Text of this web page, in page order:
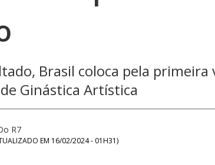
Brasil coloca pela
Ginástica Artística
R7
EM 16/02/2024 - 01H31)